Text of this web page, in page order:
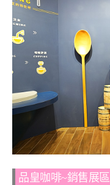
品皇咖啡~銷售展區